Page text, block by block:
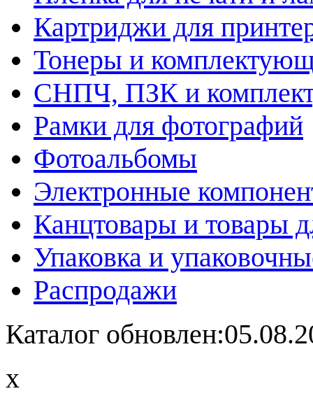
Картриджи для
Тонеры и
СНПЧ, ПЗК и
Рамки для фотографий
Фотоальбомы
Электронные
Канцтовары и товары
Упаковка и
Распродажи
Каталог
x